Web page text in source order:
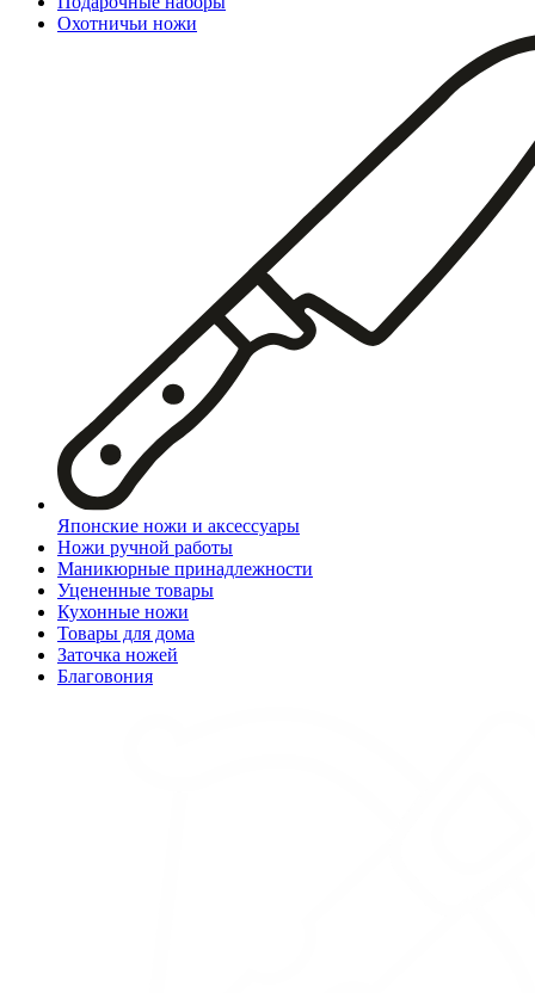
Охотничьи ножи
Японские ножи и аксессуары
Ножи ручной работы
Маникюрные принадлежности
Уцененные товары
Кухонные ножи
Товары для дома
Заточка ножей
Благовония